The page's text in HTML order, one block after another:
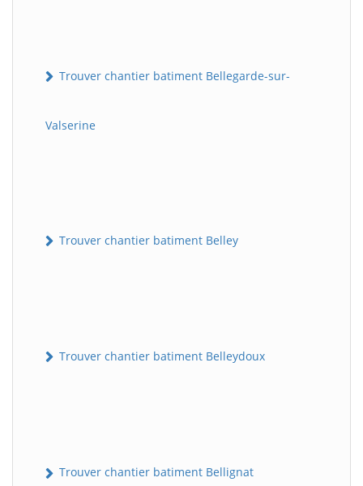
Trouver chantier batiment Bellegarde-sur-
Valserine
Trouver chantier batiment Belley
Trouver chantier batiment Belleydoux
Trouver chantier batiment Bellignat